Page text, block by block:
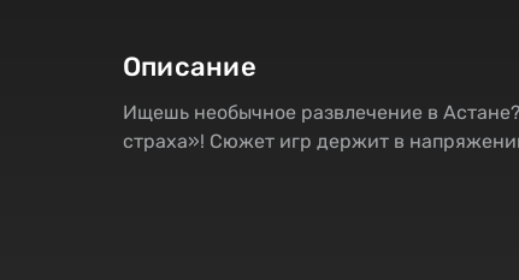
Описание
Ищешь необычное развлечение в
страха»! Сюжет игр держит в